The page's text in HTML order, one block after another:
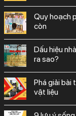
quy hoạch pháp lý: kinh nghiệm sửa chữa nhà phố sống
còn
dấu hiệu nhà thầu thi công uy tín: họ tư vấn khách hàng
ra sao?
phá giải bài toán đơn giá xây nhà trọn gói: bí quyết chọn
vật liệu